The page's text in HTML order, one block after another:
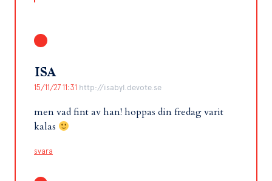
ISA
15/11/27 11:31 http://isabyl.devote.se
men vad fint av han! hoppas din fredag varit
kalas
svara